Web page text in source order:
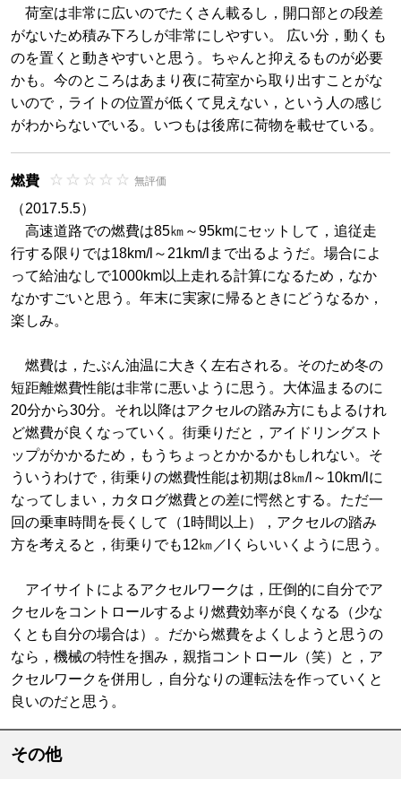
荷室は非常に広いのでたくさん載るし，開口部との段差
がないため積み下ろしが非常にしやすい。 広い分，動くも
のを置くと動きやすいと思う。ちゃんと抑えるものが必要
かも。今のところはあまり夜に荷室から取り出すことがな
いので，ライトの位置が低くて見えない，という人の感じ
がわからないでいる。いつもは後席に荷物を載せている。
燃費 無評価
（2017.5.5）
高速道路での燃費は85㎞～95kmにセットして，追従走
行する限りでは18km/l～21km/lまで出るようだ。場合によ
って給油なしで1000km以上走れる計算になるため，なか
なかすごいと思う。年末に実家に帰るときにどうなるか，
楽しみ。
燃費は，たぶん油温に大きく左右される。そのため冬の
短距離燃費性能は非常に悪いように思う。大体温まるのに
20分から30分。それ以降はアクセルの踏み方にもよるけれ
ど燃費が良くなっていく。街乗りだと，アイドリングスト
ップがかかるため，もうちょっとかかるかもしれない。そ
ういうわけで，街乗りの燃費性能は初期は8㎞/l～10km/lに
なってしまい，カタログ燃費との差に愕然とする。ただ一
回の乗車時間を長くして（1時間以上），アクセルの踏み
方を考えると，街乗りでも12㎞／lくらいいくように思う。
アイサイトによるアクセルワークは，圧倒的に自分でア
クセルをコントロールするより燃費効率が良くなる（少な
くとも自分の場合は）。だから燃費をよくしようと思うの
なら，機械の特性を掴み，親指コントロール（笑）と，ア
クセルワークを併用し，自分なりの運転法を作っていくと
良いのだと思う。
その他